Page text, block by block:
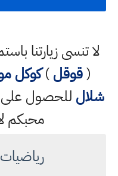
لا تنسى زيارتنا
(قوقل)كوكل
شلال للحصول على
محبكم